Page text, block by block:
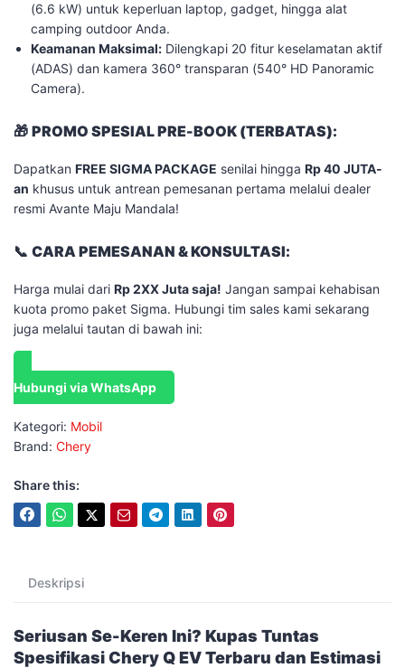
(6.6 kW) untuk keperluan laptop, gadget, hingga alat
camping outdoor Anda.
Keamanan Maksimal: Dilengkapi 20 fitur keselamatan aktif
(ADAS) dan kamera 360° transparan (540° HD Panoramic
Camera).
​🎁 PROMO SPESIAL PRE-BOOK (TERBATAS):
​Dapatkan FREE SIGMA PACKAGE senilai hingga Rp 40 JUTA-
an khusus untuk antrean pemesanan pertama melalui dealer
resmi Avante Maju Mandala!
​📞 CARA PEMESANAN & KONSULTASI:
​Harga mulai dari Rp 2XX Juta saja! Jangan sampai kehabisan
kuota promo paket Sigma. Hubungi tim sales kami sekarang
juga melalui tautan di bawah ini:
Hubungi via WhatsApp
Kategori: Mobil
Brand: Chery
Share this:
Deskripsi
Seriusan Se-Keren Ini? Kupas Tuntas
Spesifikasi Chery Q EV Terbaru dan Estimasi